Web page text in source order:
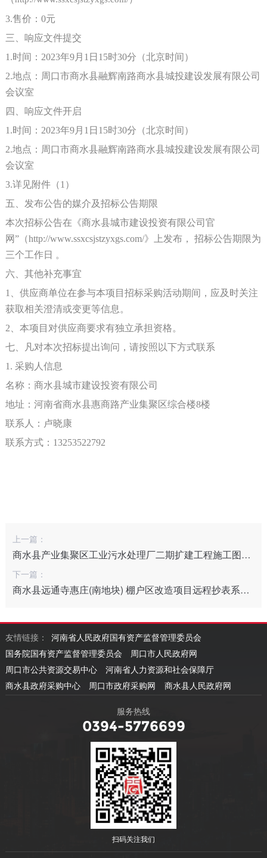
3.售价：0元
三、响应文件提交
1.时间：2023年9月 1 日 15时30分（北京时间）
2.地点：周口市商水县融辉南路商水县城投建设发展有限公司
会议室
四、响应文件开启
1.时间：2023年9月 1 日 15时30分（北京时间）
2.地点：周口市商水县融辉南路商水县城投建设发展有限公司
会议室
3.详见附件（1）
五、发布公告的媒介及招标公告期限
本次招标公告在《商水县城市建设投资有限公司官
网”（http://www.ssxcsjstzyxgs.com/》上发布， 招标公告期限为
三个工作日 。
六、其他补充事宜
1、供应商单位在参与本项目招标采购活动期间，应及时关注
获取相关澄清或变更等信息。
2、本项目对供应商要求有独立承担资格。
七、凡对本次招标提出询问，请按照以下方式联系
1. 采购人信息
名称： 商水县城市建设投资有限公司
地址：河南省商水县惠商路产业集聚区综合楼8楼
联系人：卢晓康
联系方式： 13253522792
上一篇：
商水县产业集聚区工业污水处理厂二期扩建工程施工图预算造价咨询服务
下一篇：
商水县远通寺惠庄(南地块) 棚户区改造项目远程抄表系统项目
友情链接：
河南省人民政府国有资产监督管理委员会
国务院国有资产监督管理委员会
周口市人民政府网
周口市公共资源交易中心
河南省人力资源和社会保障厅
商水县政府采购中心
周口市政府采购网 商水县人民政府网
服务热线
0394-5776699
扫码关注我们